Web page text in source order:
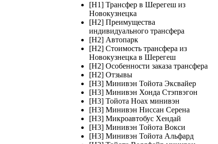
[H1] Трансфер в Шерегеш из
Новокузнецка
[H2] Преимущества
индивидуального трансфера
[H2] Автопарк
[H2] Стоимость трансфера из
Новокузнецка в Шерегеш
[H2] Особенности заказа трансфера
[H2] Отзывы
[H3] Минивэн Тойота Эксвайер
[H3] Минивэн Хонда Стэпвэгон
[H3] Тойота Ноах минивэн
[H3] Минивэн Ниссан Серена
[H3] Микроавтобус Хендай
[H3] Минивэн Тойота Вокси
[H3] Минивэн Тойота Альфард